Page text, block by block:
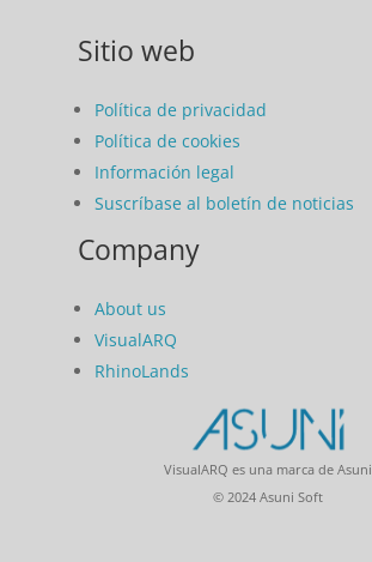
Sitio web
Política de privacidad
Política de cookies
Información legal
Suscríbase al boletín de noticias
Company
About us
VisualARQ
RhinoLands
VisualARQ es una marca de Asuni
© 2024 Asuni Soft